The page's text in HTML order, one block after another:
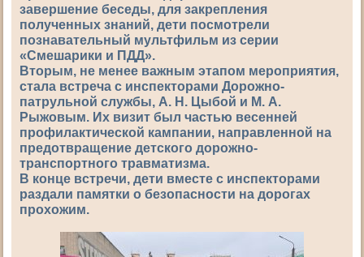
завершение беседы, для закрепления
полученных знаний, дети посмотрели
познавательный мультфильм из серии
«Смешарики и ПДД».
Вторым, не менее важным этапом мероприятия,
стала встреча с инспекторами Дорожно-
патрульной службы, А. Н. Цыбой и М. А.
Рыжовым. Их визит был частью весенней
профилактической кампании, направленной на
предотвращение детского дорожно-
транспортного травматизма.
В конце встречи, дети вместе с инспекторами
раздали памятки о безопасности на дорогах
прохожим.